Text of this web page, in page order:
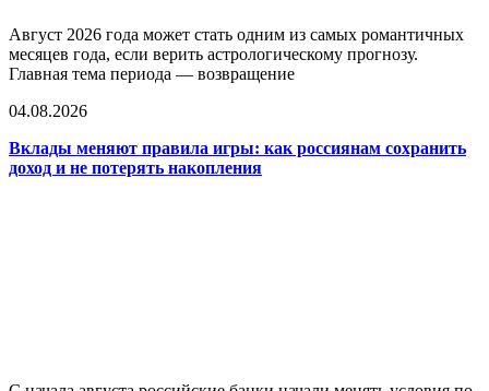
Август 2026 года может стать одним из самых романтичных
месяцев года, если верить астрологическому прогнозу.
Главная тема периода — возвращение
04.08.2026
Вклады меняют правила игры: как россиянам сохранить
доход и не потерять накопления